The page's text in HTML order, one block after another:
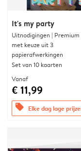
It's my party
Uitnodigingen |
met keuze uit 3
papierafwerkingen
Set van 10 kaarten
Vanaf
€ 11,99
offers Elke dag lage